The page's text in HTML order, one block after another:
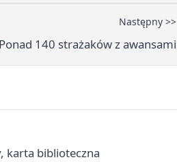
Następny >>
140 strażaków z awansami
karta biblioteczna